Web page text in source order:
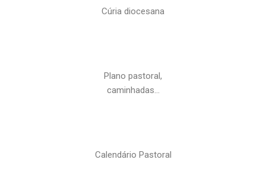
Cúria diocesana
Plano pastoral,
caminhadas…
Calendário Pastoral